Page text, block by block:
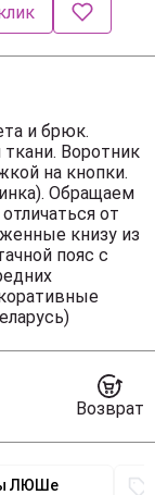
и брюк.
Воротник
на кнопки.
Обращаем
от
книзу из
пояс с
По верху пояс
54р – 102+4см
Возврат
ЛЮШе